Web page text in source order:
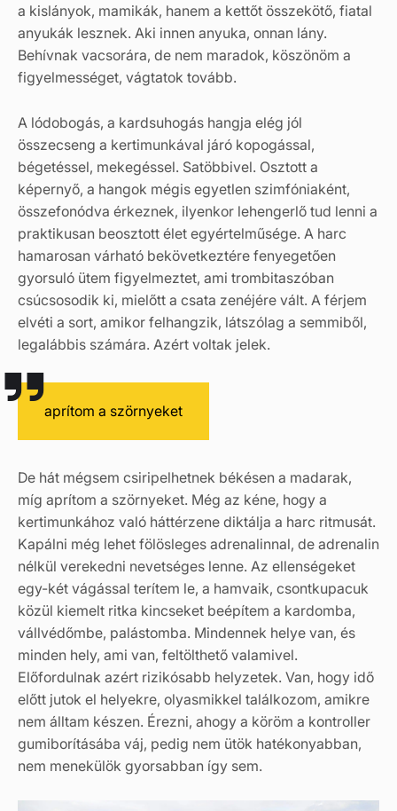
a kislányok, mamikák, hanem a kettőt összekötő, fiatal
anyukák lesznek. Aki innen anyuka, onnan lány.
Behívnak vacsorára, de nem maradok, köszönöm a
figyelmességet, vágtatok tovább.
A lódobogás, a kardsuhogás hangja elég jól
összecseng a kertimunkával járó kopogással,
bégetéssel, mekegéssel. Satöbbivel. Osztott a
képernyő, a hangok mégis egyetlen szimfóniaként,
összefonódva érkeznek, ilyenkor lehengerlő tud lenni a
praktikusan beosztott élet egyértelműsége. A harc
hamarosan várható bekövetkeztére fenyegetően
gyorsuló ütem figyelmeztet, ami trombitaszóban
csúcsosodik ki, mielőtt a csata zenéjére vált. A férjem
elvéti a sort, amikor felhangzik, látszólag a semmiből,
legalábbis számára. Azért voltak jelek.
aprítom a szörnyeket
De hát mégsem csiripelhetnek békésen a madarak,
míg aprítom a szörnyeket. Még az kéne, hogy a
kertimunkához való háttérzene diktálja a harc ritmusát.
Kapálni még lehet fölösleges adrenalinnal, de adrenalin
nélkül verekedni nevetséges lenne. Az ellenségeket
egy-két vágással terítem le, a hamvaik, csontkupacuk
közül kiemelt ritka kincseket beépítem a kardomba,
vállvédőmbe, palástomba. Mindennek helye van, és
minden hely, ami van, feltölthető valamivel.
Előfordulnak azért rizikósabb helyzetek. Van, hogy idő
előtt jutok el helyekre, olyasmikkel találkozom, amikre
nem álltam készen. Érezni, ahogy a köröm a kontroller
gumiborításába váj, pedig nem ütök hatékonyabban,
nem menekülök gyorsabban így sem.